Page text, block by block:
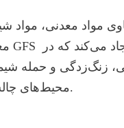
محیط‌های چالش‌برانگیز مانند جمهوری دموکراتیک کنگو تضمین می‌کند.